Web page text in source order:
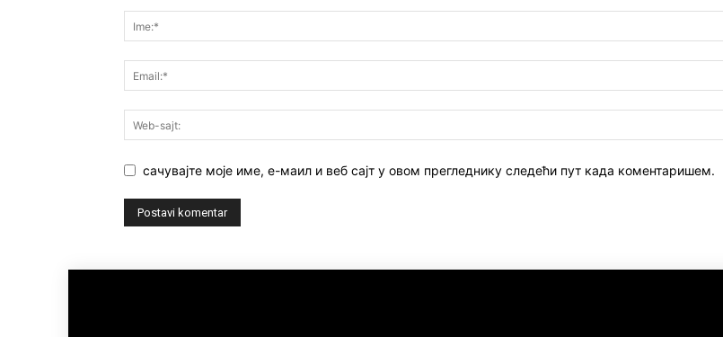
сачувајте моје име, е-маил и веб сајт у овом прегледнику следећи пут када коментаришем.